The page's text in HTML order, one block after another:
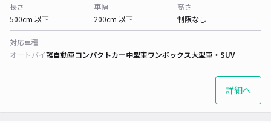
長さ
500cm 以下
車幅
200cm 以下
高さ
制限なし
対応車種
オートバイ軽自動車コンパクトカー中型車ワンボックス大型車・SUV
詳細へ